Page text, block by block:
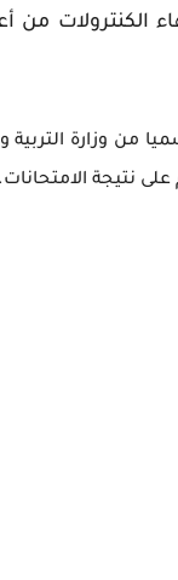
الكنترولات من
العامة 2022، فور اعتمادها رسميا
نتيجة الامتحانات.